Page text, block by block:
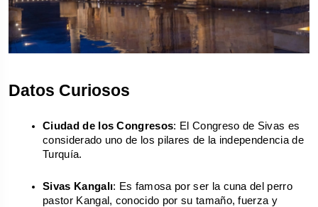
Datos Curiosos
Ciudad de los Congresos: El Congreso de Sivas es
considerado uno de los pilares de la independencia de
Turquía.
Sivas Kangalı: Es famosa por ser la cuna del perro
pastor Kangal, conocido por su tamaño, fuerza y